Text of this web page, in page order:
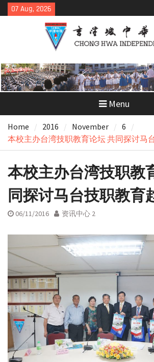
Skip
to
07 Aug, 2026
Menu
Home 2016 November
6
本校主办台湾技职教育论坛 共同探讨马
本校主办台湾技职教
同探讨马台技职教育
06/11/2016 资讯中心 2